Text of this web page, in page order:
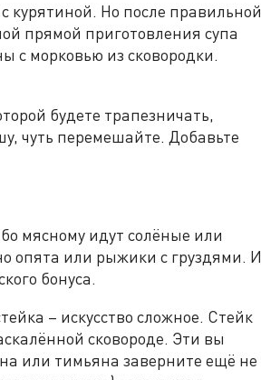
курятиной. Но после правильной
прямой приготовления супа
с морковью из сковородки.
будете трапезничать,
чуть перемешайте. Добавьте
мясному идут солёные или
опята или рыжики с груздями. И
бонуса.
– искусство сложное. Стейк
сковороде. Эти вы
или тимьяна заверните ещё не